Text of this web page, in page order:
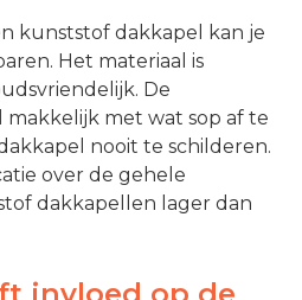
kunststof dakkapel kan je
Het materiaal is
De
met wat sop af te
nooit te schilderen.
over de gehele
dakkapellen lager dan